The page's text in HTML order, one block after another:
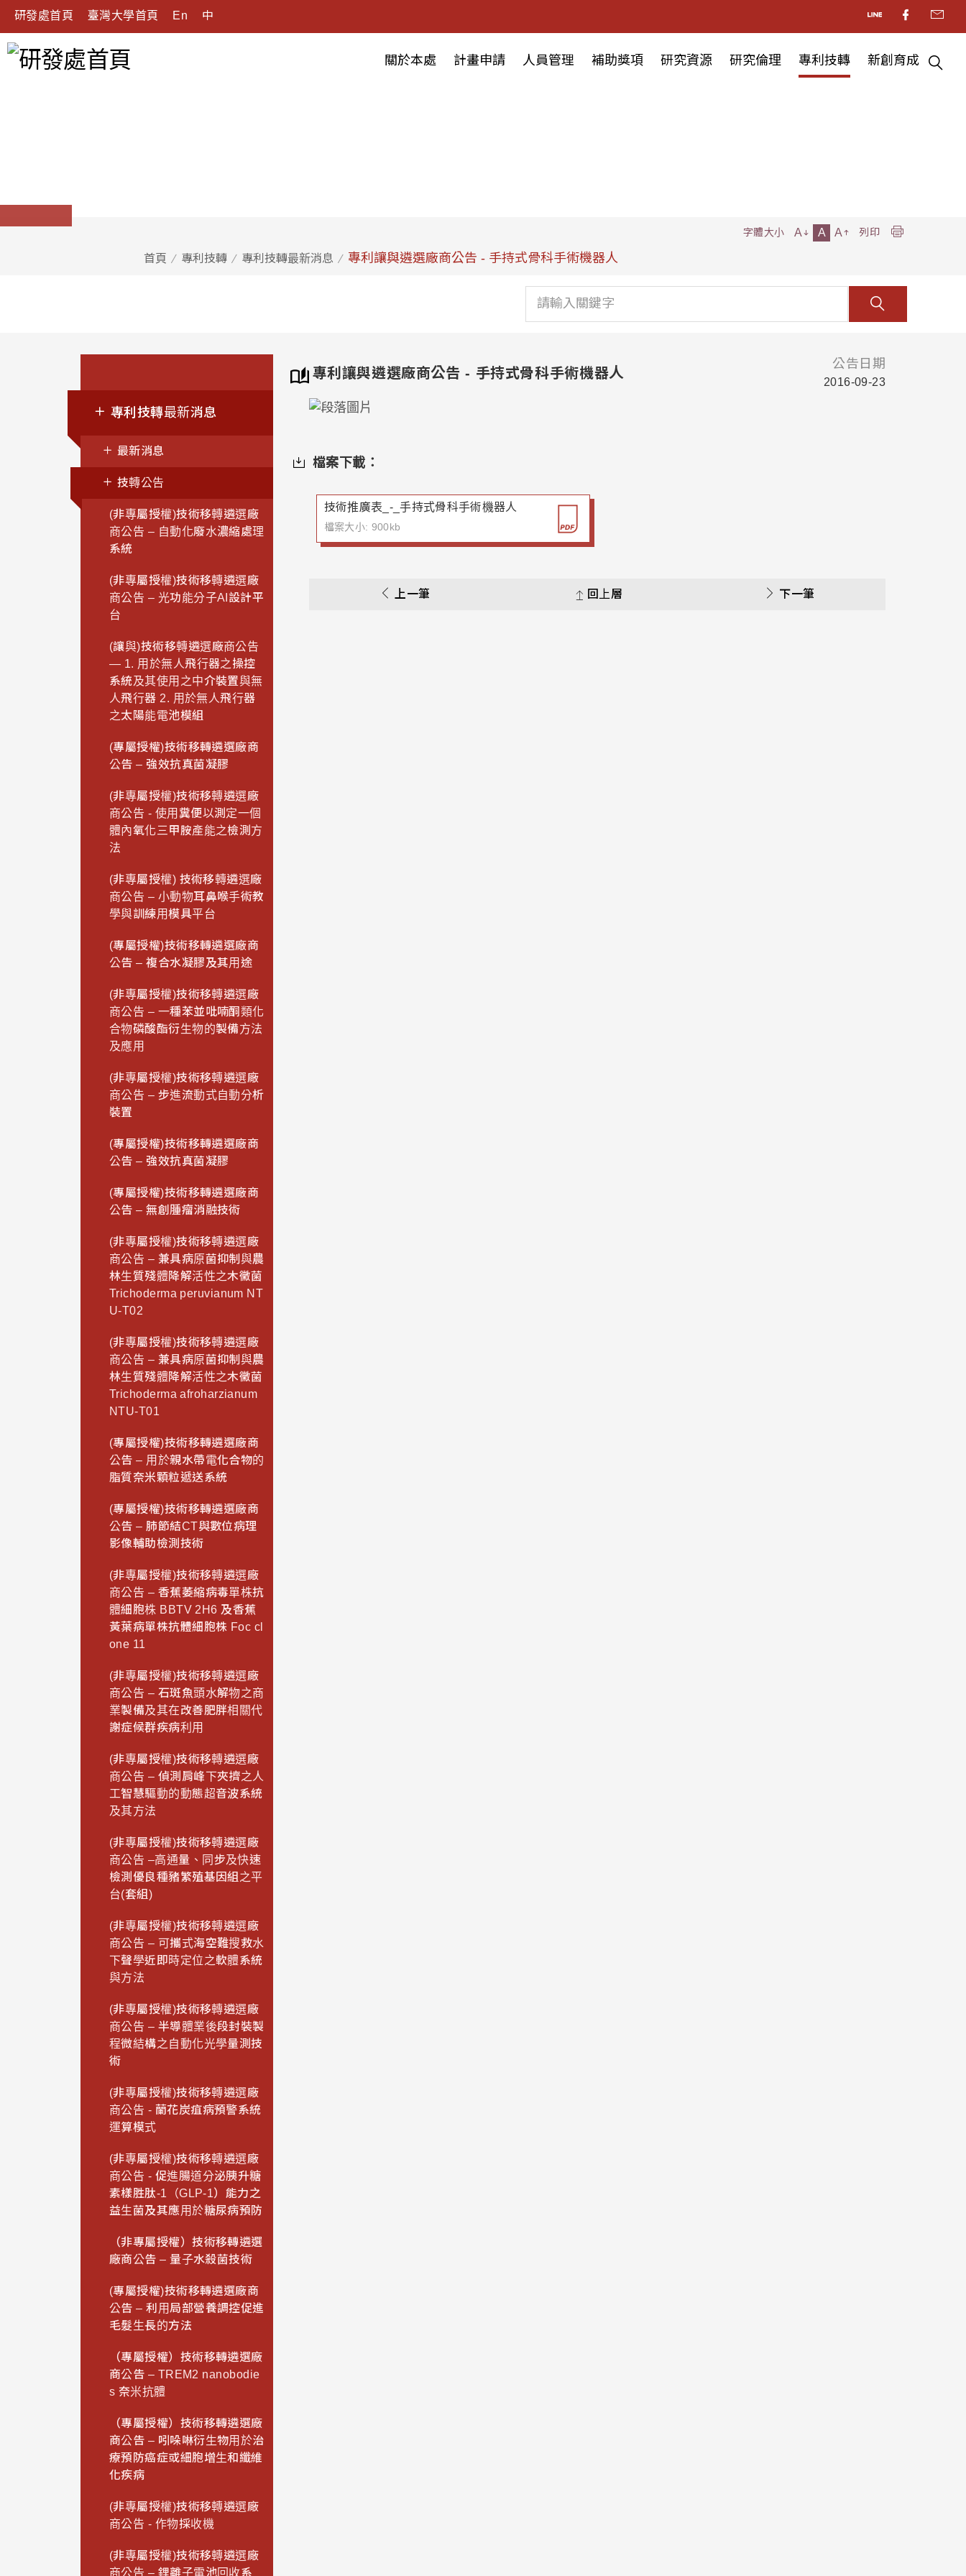
研發處首頁 臺灣大學首頁 En 中
關於本處 計畫申請 人員管理 補助獎項 研究資源 研究倫理 專利技轉 新創育成
首頁 專利技轉 專利技轉最新消息 專利讓與遴選廠商公告 - 手持式骨科手術機器人
字體大小 A A A 列印
專利技轉最新消息
最新消息
技轉公告
(非專屬授權)技術移轉遴選廠
商公告 – 自動化廢水濃縮處理
系統
(非專屬授權)技術移轉遴選廠
商公告 – 光功能分子AI設計平
台
(讓與)技術移轉遴選廠商公告
— 1. 用於無人飛行器之操控
系統及其使用之中介裝置與無
人飛行器 2. 用於無人飛行器
之太陽能電池模組
(專屬授權)技術移轉遴選廠商
公告 – 強效抗真菌凝膠
(非專屬授權)技術移轉遴選廠
商公告 - 使用糞便以測定一個
體內氧化三甲胺產能之檢測方
法
(非專屬授權) 技術移轉遴選廠
商公告 – 小動物耳鼻喉手術教
學與訓練用模具平台
(專屬授權)技術移轉遴選廠商
公告 – 複合水凝膠及其用途
(非專屬授權)技術移轉遴選廠
商公告 – 一種苯並吡喃酮類化
合物磷酸酯衍生物的製備方法
及應用
(非專屬授權)技術移轉遴選廠
商公告 – 步進流動式自動分析
裝置
(專屬授權)技術移轉遴選廠商
公告 – 強效抗真菌凝膠
(專屬授權)技術移轉遴選廠商
公告 – 無創腫瘤消融技術
(非專屬授權)技術移轉遴選廠
商公告 – 兼具病原菌抑制與農
林生質殘體降解活性之木黴菌
Trichoderma peruvianum NT
U-T02
(非專屬授權)技術移轉遴選廠
商公告 – 兼具病原菌抑制與農
林生質殘體降解活性之木黴菌
Trichoderma afroharzianum
NTU-T01
(專屬授權)技術移轉遴選廠商
公告 – 用於親水帶電化合物的
脂質奈米顆粒遞送系統
(專屬授權)技術移轉遴選廠商
公告 – 肺節結CT與數位病理
影像輔助檢測技術
(非專屬授權)技術移轉遴選廠
商公告 – 香蕉萎縮病毒單株抗
體細胞株 BBTV 2H6 及香蕉
黃葉病單株抗體細胞株 Foc cl
one 11
(非專屬授權)技術移轉遴選廠
商公告 – 石斑魚頭水解物之商
業製備及其在改善肥胖相關代
謝症候群疾病利用
(非專屬授權)技術移轉遴選廠
商公告 – 偵測肩峰下夾擠之人
工智慧驅動的動態超音波系統
及其方法
(非專屬授權)技術移轉遴選廠
商公告 –高通量、同步及快速
檢測優良種豬繁殖基因組之平
台(套組)
(非專屬授權)技術移轉遴選廠
商公告 – 可攜式海空難搜救水
下聲學近即時定位之軟體系統
與方法
(非專屬授權)技術移轉遴選廠
商公告 – 半導體業後段封裝製
程微結構之自動化光學量測技
術
(非專屬授權)技術移轉遴選廠
商公告 - 蘭花炭疽病預警系統
運算模式
(非專屬授權)技術移轉遴選廠
商公告 - 促進腸道分泌胰升糖
素樣胜肽-1（GLP-1）能力之
益生菌及其應用於糖尿病預防
（非專屬授權）技術移轉遴選
廠商公告 – 量子水殺菌技術
(專屬授權)技術移轉遴選廠商
公告 – 利用局部營養調控促進
毛髮生長的方法
（專屬授權）技術移轉遴選廠
商公告 – TREM2 nanobodie
s 奈米抗體
（專屬授權）技術移轉遴選廠
商公告 – 吲哚啉衍生物用於治
療預防癌症或細胞增生和纖維
化疾病
(非專屬授權)技術移轉遴選廠
商公告 - 作物採收機
(非專屬授權)技術移轉遴選廠
商公告 – 鋰離子電池回收系
專利讓與遴選廠商公告 - 手持式骨科手術機器人
公告日期
2016-09-23
檔案下載：
技術推廣表_-_手持式骨科手術機器人
檔案大小: 900kb
上一筆 回上層 下一筆